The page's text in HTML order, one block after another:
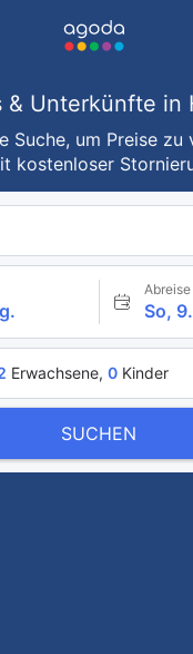
& Unterkünfte in
Suche, um Preise zu
kostenloser
Abreise
So,
Erwachsene, 0 Kinder
SUCHEN